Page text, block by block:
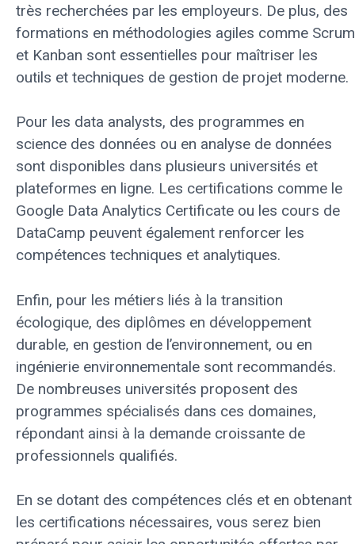
très recherchées par les employeurs. De plus, des
formations en méthodologies agiles comme Scrum
et Kanban sont essentielles pour maîtriser les
outils et techniques de gestion de projet moderne.
Pour les data analysts, des programmes en
science des données ou en analyse de données
sont disponibles dans plusieurs universités et
plateformes en ligne. Les certifications comme le
Google Data Analytics Certificate ou les cours de
DataCamp peuvent également renforcer les
compétences techniques et analytiques.
Enfin, pour les métiers liés à la transition
écologique, des diplômes en développement
durable, en gestion de l’environnement, ou en
ingénierie environnementale sont recommandés.
De nombreuses universités proposent des
programmes spécialisés dans ces domaines,
répondant ainsi à la demande croissante de
professionnels qualifiés.
En se dotant des compétences clés et en obtenant
les certifications nécessaires, vous serez bien